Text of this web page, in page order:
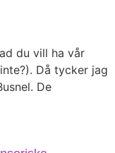
du vill ha vår
Då tycker jag
De